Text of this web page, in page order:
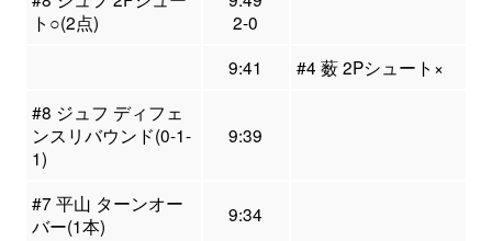
ト○(2点)
2-0
9:41
#4 薮 2Pシュート×
#8 ジュフ ディフェ
ンスリバウンド(0-1-
1)
9:39
#7 平山 ターンオー
バー(1本)
9:34